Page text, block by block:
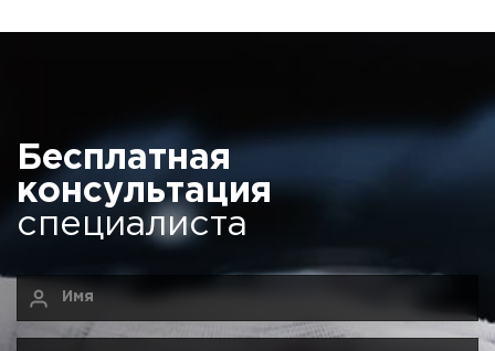
Бесплатная
консультация
специалиста